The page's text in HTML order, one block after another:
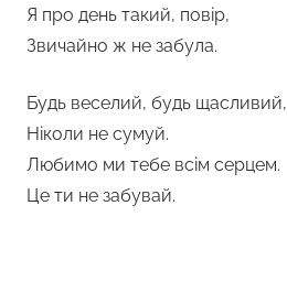
Я про день такий, повір,
Звичайно ж не забула.
Будь веселий, будь щасливий,
Ніколи не сумуй.
Любимо ми тебе всім серцем.
Це ти не забувай.